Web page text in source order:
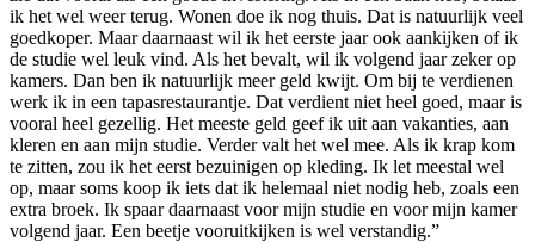
ik het wel weer terug. Wonen doe ik nog thuis. Dat is natuurlijk veel
goedkoper. Maar daarnaast wil ik het eerste jaar ook aankijken of ik
de studie wel leuk vind. Als het bevalt, wil ik volgend jaar zeker op
kamers. Dan ben ik natuurlijk meer geld kwijt. Om bij te verdienen
werk ik in een tapasrestaurantje. Dat verdient niet heel goed, maar is
vooral heel gezellig. Het meeste geld geef ik uit aan vakanties, aan
kleren en aan mijn studie. Verder valt het wel mee. Als ik krap kom
te zitten, zou ik het eerst bezuinigen op kleding. Ik let meestal wel
op, maar soms koop ik iets dat ik helemaal niet nodig heb, zoals een
extra broek. Ik spaar daarnaast voor mijn studie en voor mijn kamer
volgend jaar. Een beetje vooruitkijken is wel verstandig.”